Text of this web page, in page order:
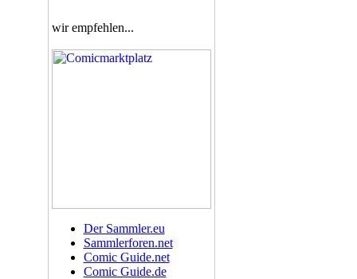
wir empfehlen...
Der Sammler.eu
Sammlerforen.net
Comic Guide.net
Comic Guide.de